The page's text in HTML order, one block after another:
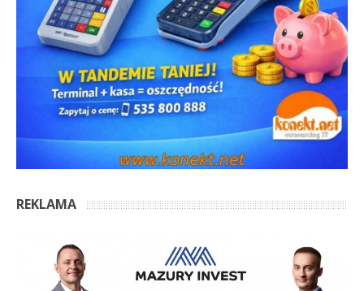
REKLAMA